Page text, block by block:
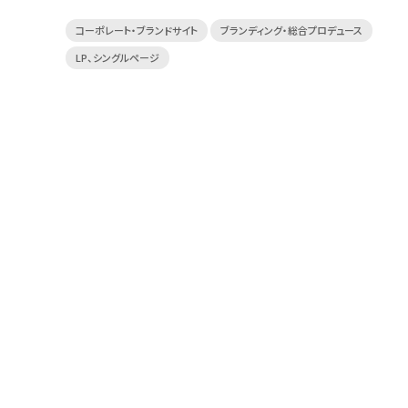
コーポレート・ブランドサイト ブランディング・総合プロデュース
LP、シングルページ